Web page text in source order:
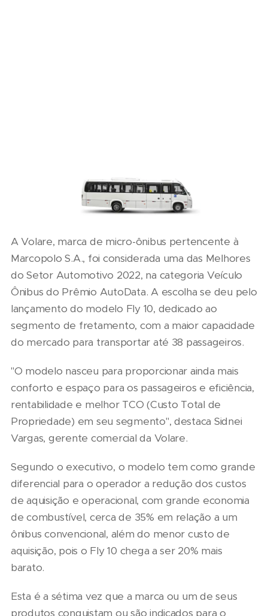
A Volare, marca de micro-ônibus pertencente à
Marcopolo S.A., foi considerada uma das Melhores
do Setor Automotivo 2022, na categoria Veículo
Ônibus do Prêmio AutoData. A escolha se deu pelo
lançamento do modelo Fly 10, dedicado ao
segmento de fretamento, com a maior capacidade
do mercado para transportar até 38 passageiros.
"O modelo nasceu para proporcionar ainda mais
conforto e espaço para os passageiros e eficiência,
rentabilidade e melhor TCO (Custo Total de
Propriedade) em seu segmento", destaca Sidnei
Vargas, gerente comercial da Volare.
Segundo o executivo, o modelo tem como grande
diferencial para o operador a redução dos custos
de aquisição e operacional, com grande economia
de combustível, cerca de 35% em relação a um
ônibus convencional, além do menor custo de
aquisição, pois o Fly 10 chega a ser 20% mais
barato.
Esta é a sétima vez que a marca ou um de seus
produtos conquistam ou são indicados para o